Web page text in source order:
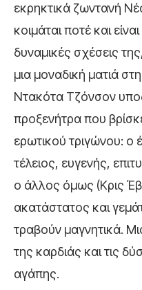
εκρηκτικά ζωντανή
κοιμάται ποτέ και
δυναμικές σχέσεις
μια μοναδική ματιά
Ντακότα Τζόνσον
προξενήτρα που
ερωτικού τριγώνου: ο
τέλειος, ευγενής,
ο άλλος όμως (Κρις
ακατάστατος και
τραβούν μαγνητικά.
της καρδιάς και τις
αγάπης.